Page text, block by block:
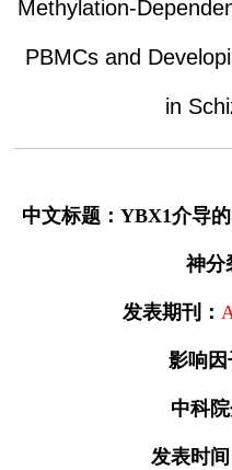
Methylation-
PBMCs and
in
中文标题：YBX1介导
神分
发表期刊：
影响因
中科院
发表时间